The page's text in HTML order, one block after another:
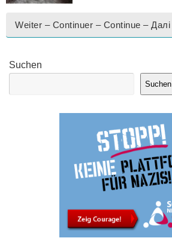
Weiter – Continuer – Continue – Далі
Suchen
Suchen